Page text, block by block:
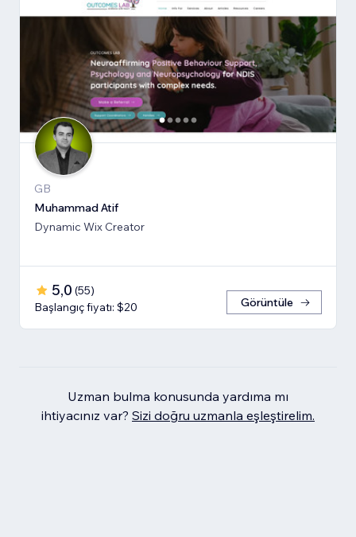
GB
Muhammad Atif
Dynamic Wix Creator
5,0 (55)
Başlangıç fiyatı: $20
Görüntüle
Uzman bulma konusunda yardıma mı
ihtiyacınız var? Sizi doğru uzmanla eşleştirelim.